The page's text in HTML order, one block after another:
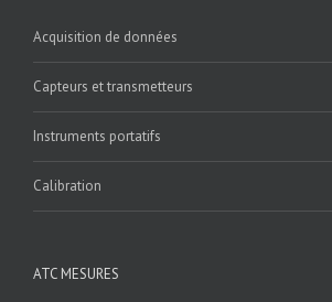
Acquisition de données
Capteurs et transmetteurs
Instruments portatifs
Calibration
ATC MESURES